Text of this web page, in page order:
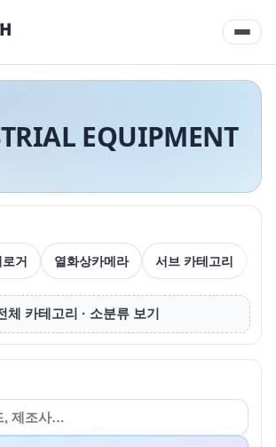
EQUIPMENT
거 열화상카메라 서브 카테고리
체 카테고리 · 소분류 보기